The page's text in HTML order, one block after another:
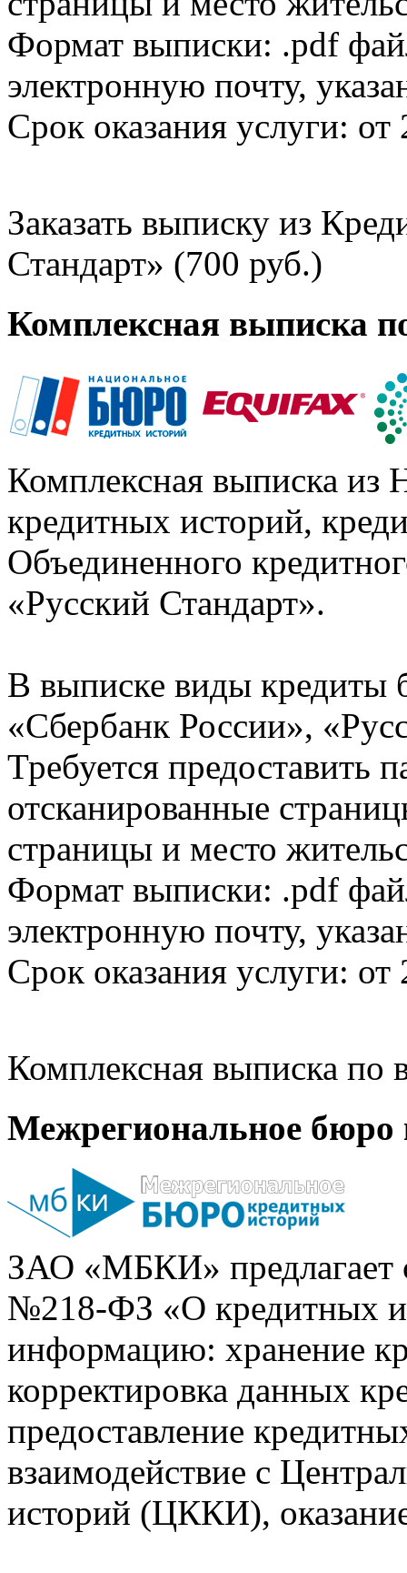
Формат выписки: .pdf
электронную почту,
Срок оказания услуги: от
Заказать выписку из
Стандарт» (700 руб.)
Комплексная выписка
Комплексная выписка из
кредитных историй,
Объединенного
«Русский Стандарт».
В выписке виды кредиты
«Сбербанк России»,
Требуется предоставить
отсканированные
страницы и место
Формат выписки: .pdf
электронную почту,
Срок оказания услуги: от
Комплексная выписка
Межрегиональное бюро
ЗАО «МБКИ» предлагает
№218-ФЗ «О кредитных
информацию: хранение
корректировка данных
предоставление
взаимодействие с
историй (ЦККИ),